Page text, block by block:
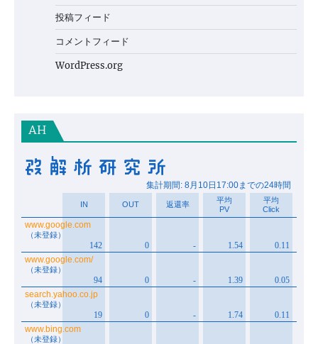
投稿フィード
コメントフィード
WordPress.org
AH